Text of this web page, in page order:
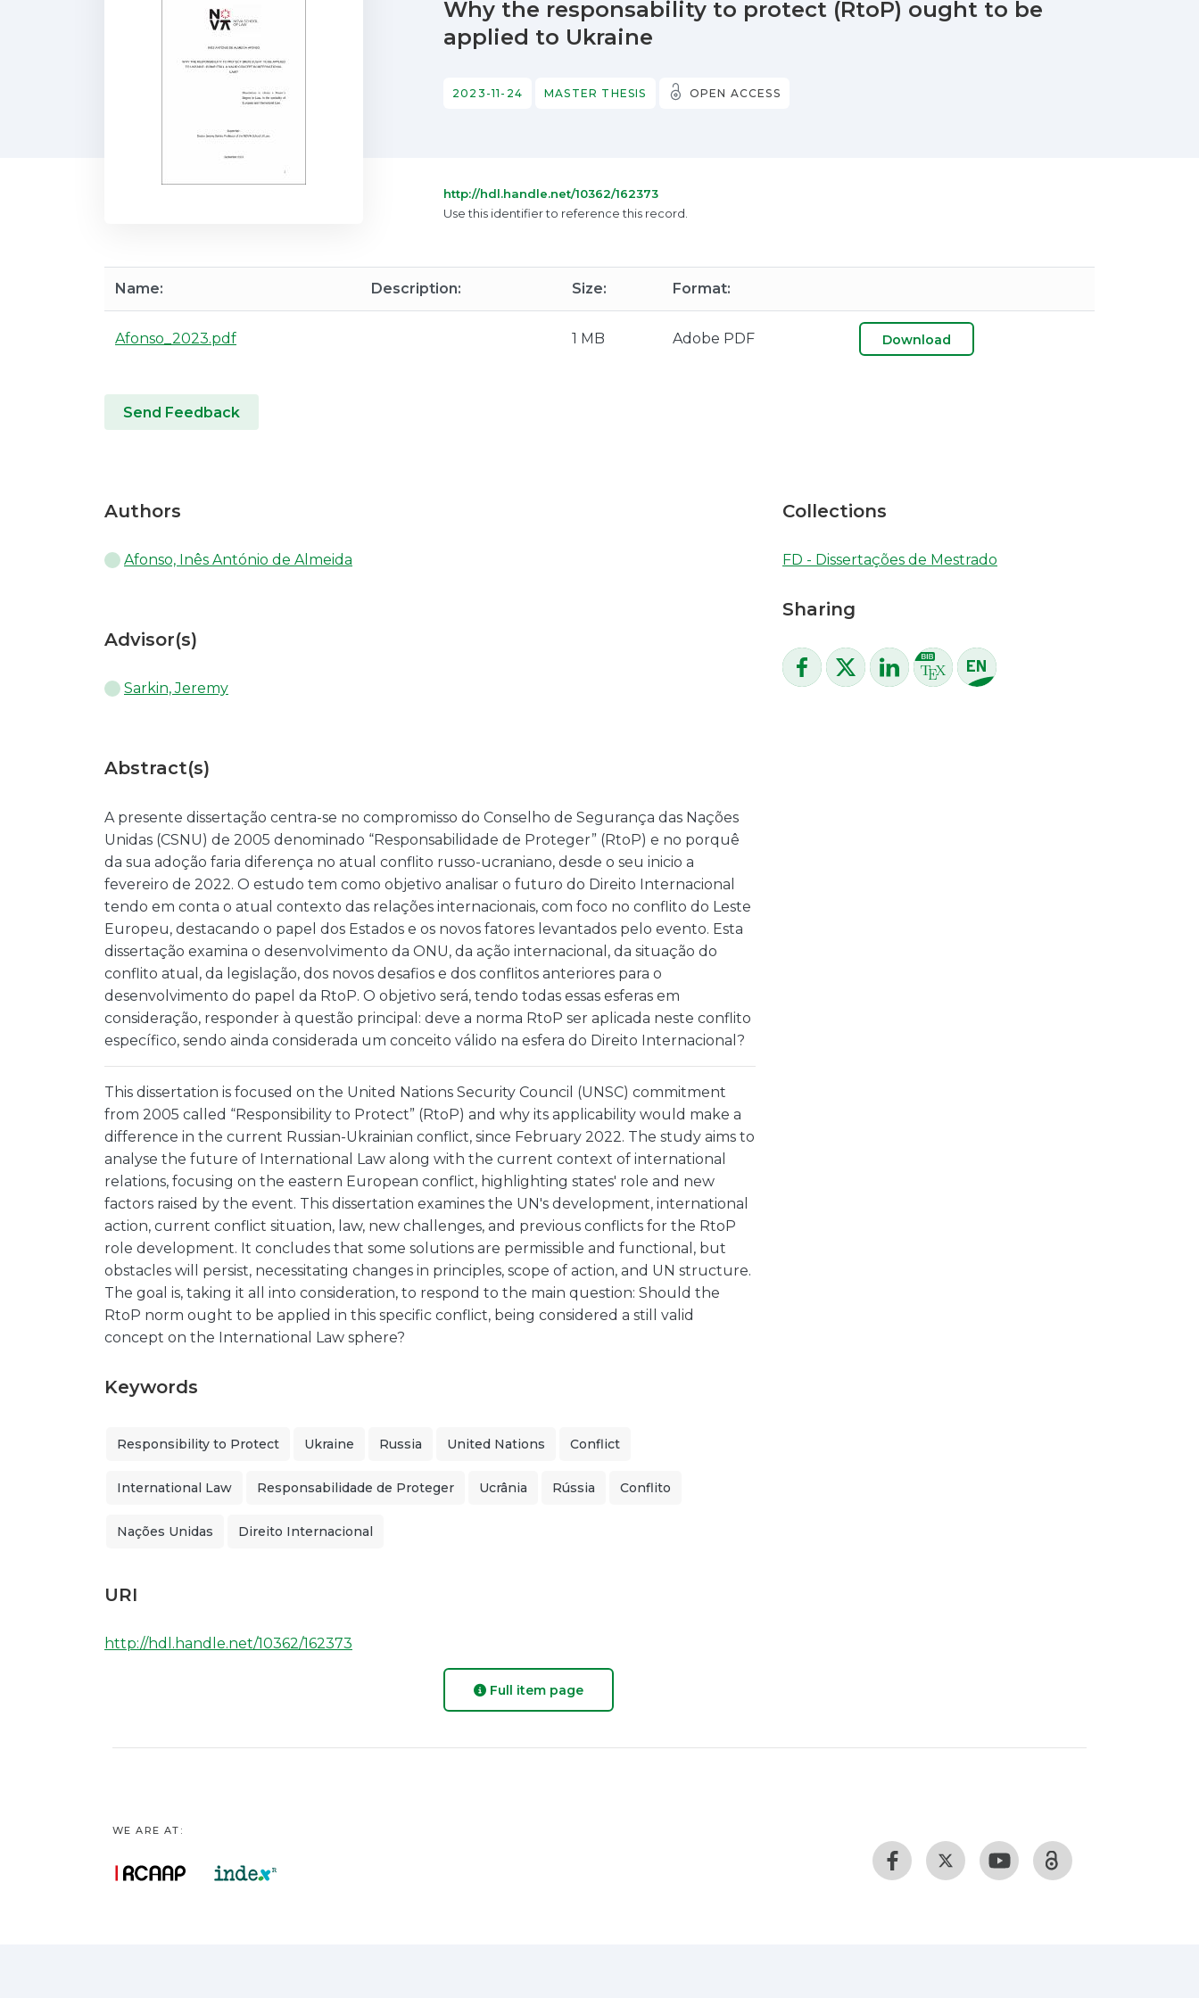
Why the responsability to protect (RtoP) ought to be
applied to Ukraine
2023-11-24 MASTER THESIS OPEN ACCESS
http://hdl.handle.net/10362/162373
Use this identifier to reference this record.
Name: Description: Size: Format:
Afonso_2023.pdf 1 MB Adobe PDF Download
Send Feedback
Authors
Afonso, Inês António de Almeida
Advisor(s)
Sarkin, Jeremy
Abstract(s)
A presente dissertação centra-se no compromisso do Conselho de Segurança das Nações
Unidas (CSNU) de 2005 denominado “Responsabilidade de Proteger” (RtoP) e no porquê
da sua adoção faria diferença no atual conflito russo-ucraniano, desde o seu inicio a
fevereiro de 2022. O estudo tem como objetivo analisar o futuro do Direito Internacional
tendo em conta o atual contexto das relações internacionais, com foco no conflito do Leste
Europeu, destacando o papel dos Estados e os novos fatores levantados pelo evento. Esta
dissertação examina o desenvolvimento da ONU, da ação internacional, da situação do
conflito atual, da legislação, dos novos desafios e dos conflitos anteriores para o
desenvolvimento do papel da RtoP. O objetivo será, tendo todas essas esferas em
consideração, responder à questão principal: deve a norma RtoP ser aplicada neste conflito
específico, sendo ainda considerada um conceito válido na esfera do Direito Internacional?
This dissertation is focused on the United Nations Security Council (UNSC) commitment
from 2005 called “Responsibility to Protect” (RtoP) and why its applicability would make a
difference in the current Russian-Ukrainian conflict, since February 2022. The study aims to
analyse the future of International Law along with the current context of international
relations, focusing on the eastern European conflict, highlighting states' role and new
factors raised by the event. This dissertation examines the UN's development, international
action, current conflict situation, law, new challenges, and previous conflicts for the RtoP
role development. It concludes that some solutions are permissible and functional, but
obstacles will persist, necessitating changes in principles, scope of action, and UN structure.
The goal is, taking it all into consideration, to respond to the main question: Should the
RtoP norm ought to be applied in this specific conflict, being considered a still valid
concept on the International Law sphere?
Keywords
Responsibility to Protect Ukraine Russia United Nations Conflict
International Law Responsabilidade de Proteger Ucrânia Rússia Conflito
Nações Unidas Direito Internacional
URI
http://hdl.handle.net/10362/162373
Collections
FD - Dissertações de Mestrado
Sharing
Full item page
WE ARE AT: